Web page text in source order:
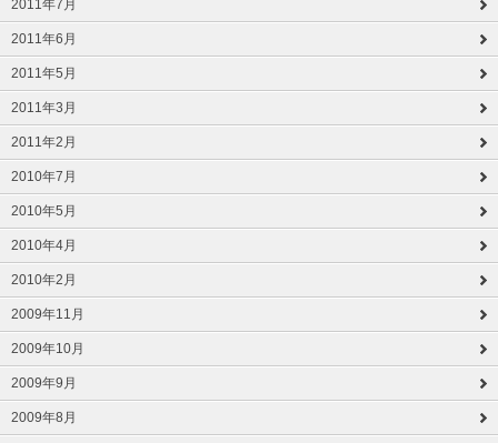
2011年7月
2011年6月
2011年5月
2011年3月
2011年2月
2010年7月
2010年5月
2010年4月
2010年2月
2009年11月
2009年10月
2009年9月
2009年8月